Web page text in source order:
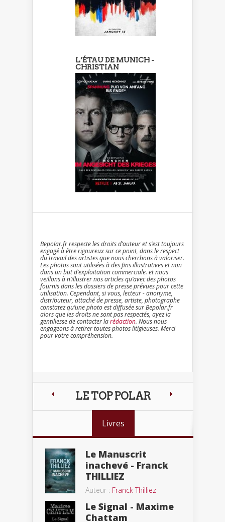
L’ÉTAU DE MUNICH -
CHRISTIAN
Bepolar.fr respecte les droits d’auteur et s’est toujours
engagé à être rigoureux sur ce point, dans le respect
du travail des artistes que nous cherchons à valoriser.
Les photos sont utilisées à des fins illustratives et non
dans un but d’exploitation commerciale. et nous
veillons à n’illustrer nos articles qu’avec des photos
fournis dans les dossiers de presse prévues pour cette
utilisation. Cependant, si vous, lecteur - anonyme,
distributeur, attaché de presse, artiste, photographe
constatez qu’une photo est diffusée sur Bepolar.fr
alors que les droits ne sont pas respectés, ayez la
gentillesse de contacter larédaction. Nous nous
engageons à retirer toutes photos litigieuses. Merci
pour votre compréhension.
LE TOP POLAR
Livres
Le Manuscrit
inachevé - Franck
THILLIEZ
Auteur : Franck Thilliez
Le Signal - Maxime
Chattam